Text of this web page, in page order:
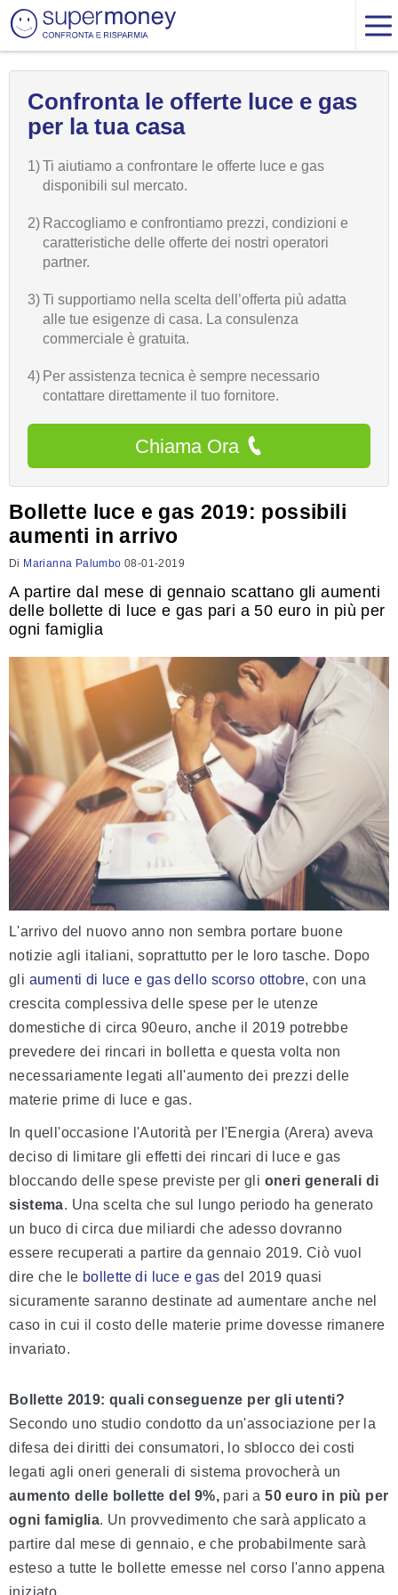
Confronta le offerte luce e gas
per la tua casa
1)Ti aiutiamo a confrontare le offerte luce e gas
disponibili sul mercato.
2) Raccogliamo e confrontiamo prezzi, condizioni e
caratteristiche delle offerte dei nostri operatori
partner.
3)Ti supportiamo nella scelta dell’offerta più adatta
alle tue esigenze di casa. La consulenza
commerciale è gratuita.
4) Per assistenza tecnica è sempre necessario
contattare direttamente il tuo fornitore.
Chiama Ora
Bollette luce e gas 2019: possibili
aumenti in arrivo
Di Marianna Palumbo 08-01-2019
A partire dal mese di gennaio scattano gli aumenti
delle bollette di luce e gas pari a 50 euro in più per
ogni famiglia
L'arrivo del nuovo anno non sembra portare buone
notizie agli italiani, soprattutto per le loro tasche. Dopo
gli aumenti di luce e gas dello scorso ottobre, con una
crescita complessiva delle spese per le utenze
domestiche di circa 90euro, anche il 2019 potrebbe
prevedere dei rincari in bolletta e questa volta non
necessariamente legati all'aumento dei prezzi delle
materie prime di luce e gas.
In quell'occasione l'Autorità per l'Energia (Arera) aveva
deciso di limitare gli effetti dei rincari di luce e gas
bloccando delle spese previste per gli oneri generali di
sistema. Una scelta che sul lungo periodo ha generato
un buco di circa due miliardi che adesso dovranno
essere recuperati a partire da gennaio 2019. Ciò vuol
dire che le bollette di luce e gas del 2019 quasi
sicuramente saranno destinate ad aumentare anche nel
caso in cui il costo delle materie prime dovesse rimanere
invariato.
Bollette 2019: quali conseguenze per gli utenti?
Secondo uno studio condotto da un'associazione per la
difesa dei diritti dei consumatori, lo sblocco dei costi
legati agli oneri generali di sistema provocherà un
aumento delle bollette del 9%, pari a50 euro in più per
ogni famiglia. Un provvedimento che sarà applicato a
partire dal mese di gennaio, e che probabilmente sarà
esteso a tutte le bollette emesse nel corso l'anno appena